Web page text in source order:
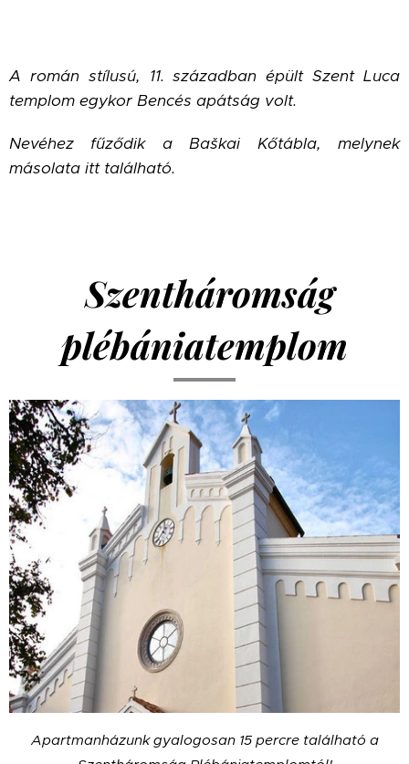
A román stílusú, 11. században épült Szent Luca
templom egykor Bencés apátság volt.
Nevéhez fűződik a Baškai Kőtábla, melynek
másolata itt található.
Szentháromság
plébániatemplom
Apartmanházunk gyalogosan 15 percre található a